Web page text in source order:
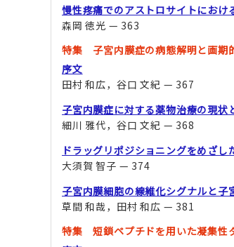
慢性疼痛でのアストロサイトにお
森岡 徳光 — 363
特集 子宮内膜症の病態解明と画期
序文
田村 和広，谷口 文紀 — 367
子宮内膜症に対する薬物治療の現状
細川 雅代，谷口 文紀 — 368
ドラッグリポジショニングをめざ
大須賀 智子 — 374
子宮内膜細胞の線維化シグナルと子
草間 和哉，田村 和広 — 381
特集 短鎖ペプチドを用いた凝集性